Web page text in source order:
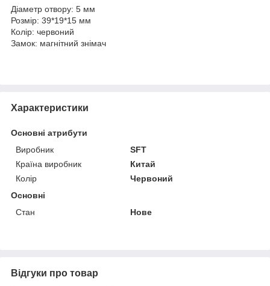
Діаметр отвору: 5 мм
Розмір: 39*19*15 мм
Колір: червоний
Замок: магнітний знімач
Характеристики
Основні атрибути
Виробник
SFT
Країна виробник
Китай
Колір
Червоний
Основні
Стан
Нове
Відгуки про товар